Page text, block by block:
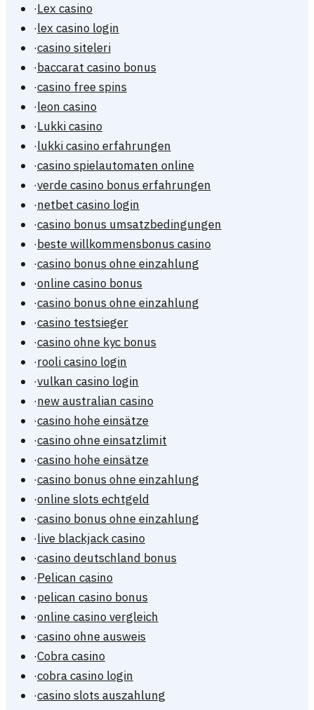
·Lex casino
·lex casino login
·casino siteleri
·baccarat casino bonus
·casino free spins
·leon casino
·Lukki casino
·lukki casino erfahrungen
·casino spielautomaten online
·verde casino bonus erfahrungen
·netbet casino login
·casino bonus umsatzbedingungen
·beste willkommensbonus casino
·casino bonus ohne einzahlung
·online casino bonus
·casino bonus ohne einzahlung
·casino testsieger
·casino ohne kyc bonus
·rooli casino login
·vulkan casino login
·new australian casino
·casino hohe einsätze
·casino ohne einsatzlimit
·casino hohe einsätze
·casino bonus ohne einzahlung
·online slots echtgeld
·casino bonus ohne einzahlung
·live blackjack casino
·casino deutschland bonus
·Pelican casino
·pelican casino bonus
·online casino vergleich
·casino ohne ausweis
·Cobra casino
·cobra casino login
·casino slots auszahlung